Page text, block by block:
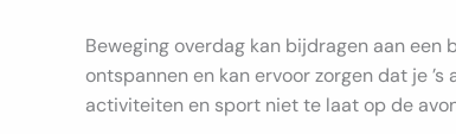
Beweging overdag kan bijdragen aan
ontspannen en kan ervoor zorgen dat je
activiteiten en sport niet te laat op de